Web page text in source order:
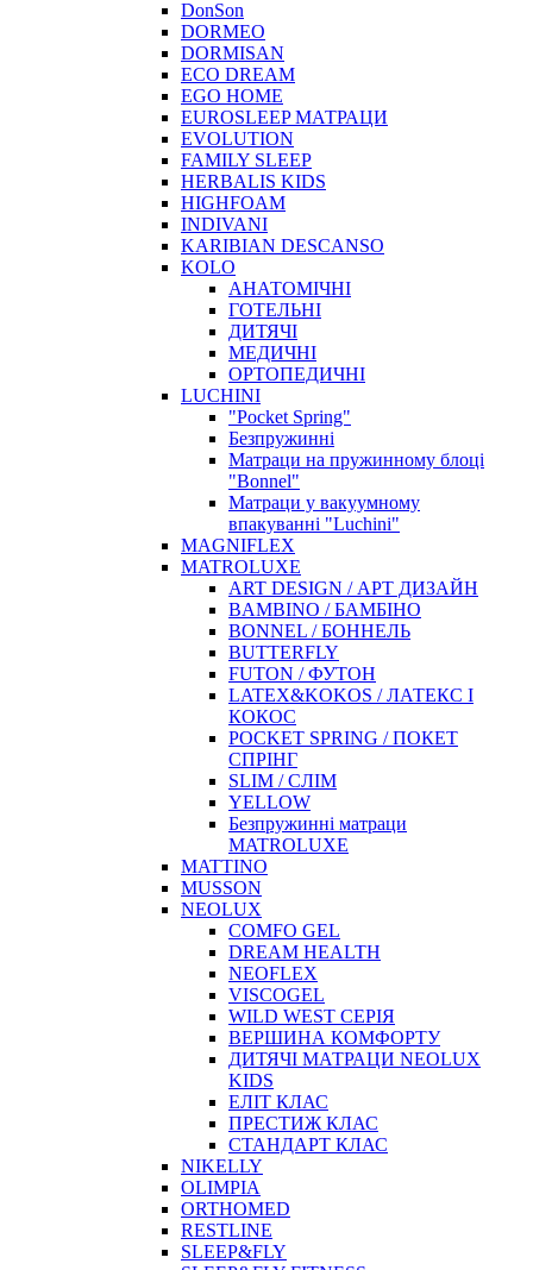
DonSon
DORMEO
DORMISAN
ECO DREAM
EGO HOME
EUROSLEEP МАТРАЦИ
EVOLUTION
FAMILY SLEEP
HERBALIS KIDS
HIGHFOAM
INDIVANI
KARIBIAN DESCANSO
KOLO
АНАТОМІЧНІ
ГОТЕЛЬНІ
ДИТЯЧІ
МЕДИЧНІ
ОРТОПЕДИЧНІ
LUCHINI
"Pocket Spring"
Безпружинні
Матраци на пружинному блоці
"Bonnel"
Матраци у вакуумному
впакуванні "Luchini"
MAGNIFLEX
MATROLUXE
ART DESIGN / АРТ ДИЗАЙН
BAMBINO / БАМБІНО
BONNEL / БОННЕЛЬ
BUTTERFLY
FUTON / ФУТОН
LATEX&KOKOS / ЛАТЕКС І
КОКОС
POCKET SPRING / ПОКЕТ
СПРІНГ
SLIM / СЛІМ
YELLOW
Безпружинні матраци
MATROLUXE
MATTINO
MUSSON
NEOLUX
COMFO GEL
DREAM HEALTH
NEOFLEX
VISCOGEL
WILD WEST СЕРІЯ
ВЕРШИНА КОМФОРТУ
ДИТЯЧІ МАТРАЦИ NEOLUX
KIDS
ЕЛІТ КЛАС
ПРЕСТИЖ КЛАС
СТАНДАРТ КЛАС
NIKELLY
OLIMPIA
ORTHOMED
RESTLINE
SLEEP&FLY